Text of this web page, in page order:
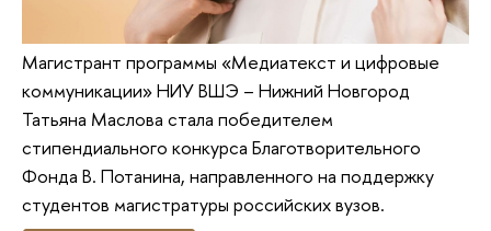
Магистрант программы «Медиатекст и цифровые
коммуникации» НИУ ВШЭ – Нижний Новгород
Татьяна Маслова стала победителем
стипендиального конкурса Благотворительного
Фонда В. Потанина, направленного на поддержку
студентов магистратуры российских вузов.